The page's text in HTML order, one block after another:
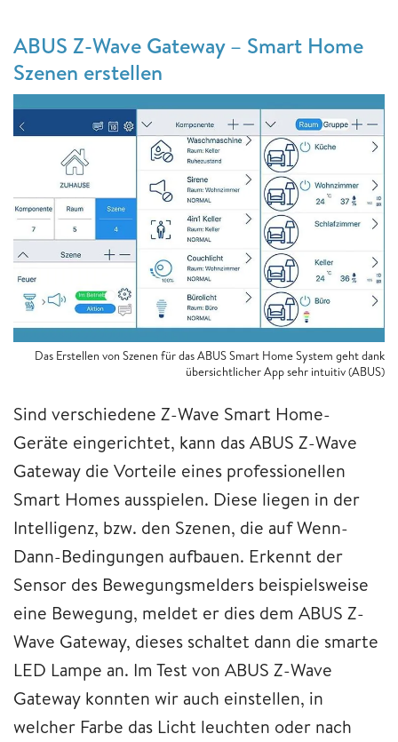
ABUS Z-Wave Gateway – Smart Home
Szenen erstellen
Das Erstellen von Szenen für das ABUS Smart Home System geht dank
übersichtlicher App sehr intuitiv (ABUS)
Sind verschiedene Z-Wave Smart Home-
Geräte eingerichtet, kann das ABUS Z-Wave
Gateway die Vorteile eines professionellen
Smart Homes ausspielen. Diese liegen in der
Intelligenz, bzw. den Szenen, die auf Wenn-
Dann-Bedingungen aufbauen. Erkennt der
Sensor des Bewegungsmelders beispielsweise
eine Bewegung, meldet er dies dem ABUS Z-
Wave Gateway, dieses schaltet dann die smarte
LED Lampe an. Im Test von ABUS Z-Wave
Gateway konnten wir auch einstellen, in
welcher Farbe das Licht leuchten oder nach